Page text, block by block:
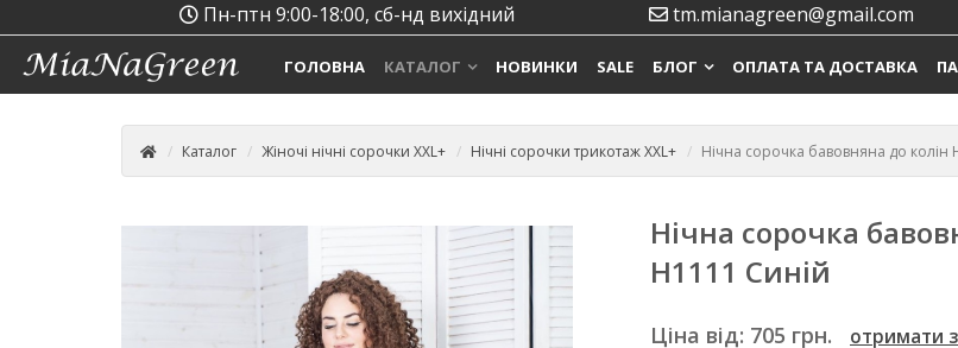
Пн-птн 9:00-18:00, сб-нд вихідний tm.mianagreen@gmail.com
ГОЛОВНА КАТАЛОГ НОВИНКИ SALE БЛОГ ОПЛАТА ТА ДОСТАВКА
Каталог Жіночі нічні сорочки XXL+ Нічні сорочки трикотаж XXL+ Нічна сорочка бавовняна до колін
Нічна сорочка
Н1111 Синій
Ціна від: 705 грн. отримати